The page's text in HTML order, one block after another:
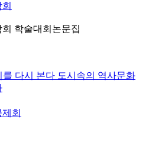
학술대회논문집
를 다시 본다 도시속의 역사문화
회